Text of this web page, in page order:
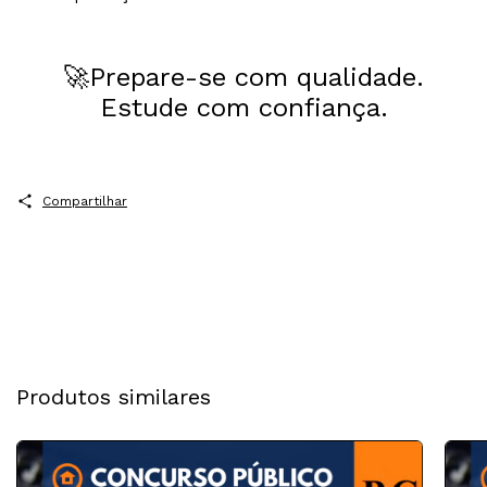
🚀Prepare-se com qualidade.
Estude com confiança.
Compartilhar
Produtos similares